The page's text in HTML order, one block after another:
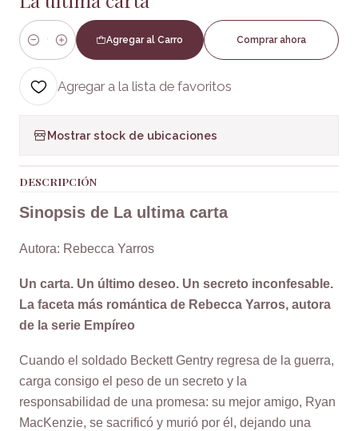
Cantidad
Agregar al Carro Comprar ahora
Agregar a la lista de favoritos
Mostrar stock de ubicaciones
DESCRIPCIÓN
Sinopsis de La ultima carta
Autora: Rebecca Yarros
Un carta. Un último deseo. Un secreto inconfesable.
La faceta más romántica de Rebecca Yarros, autora
de la serie Empíreo
Cuando el soldado Beckett Gentry regresa de la guerra,
carga consigo el peso de un secreto y la
responsabilidad de una promesa: su mejor amigo, Ryan
MacKenzie, se sacrificó y murió por él, dejando una